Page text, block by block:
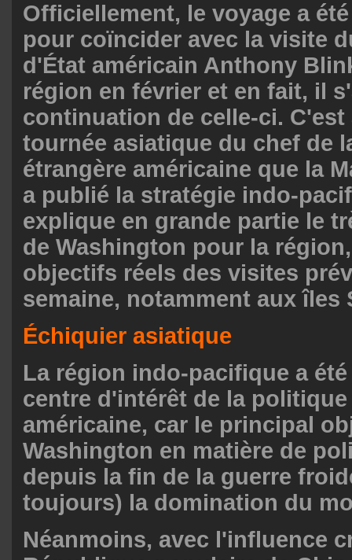
Officiellement, le voyage a
pour coïncider avec la visite
d'État américain Anthony
région en février et en fait, il
continuation de celle-ci. C'est
tournée asiatique du chef de
étrangère américaine que la
a publié la stratégie indo-
explique en grande partie le
de Washington pour la
objectifs réels des visites
semaine, notamment aux îles
Échiquier asiatique
La région indo-pacifique a
centre d'intérêt de la politique
américaine, car le principal
Washington en matière de
depuis la fin de la guerre
toujours) la domination du
Néanmoins, avec l'influence